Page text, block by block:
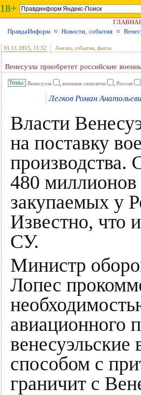
18+
ПравдаИнформ ≈ Новости, события ≈
01.11.2015 , 11:52 Анализ, события, факты
Венесуэла приобретет российские
Венесуэла , военные самолеты , Россия
Легков Роман
Власти
на поставку
производства.
480 миллионов
закупаемых у
Известно, что
СУ.
Министр
Лопес
авиационного
венесуэльские
способом с
граничит с